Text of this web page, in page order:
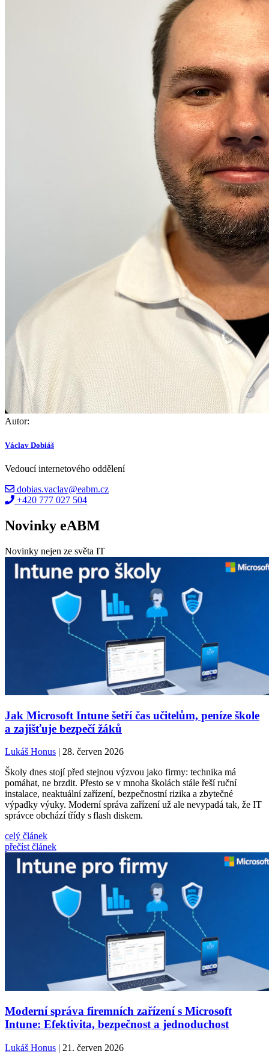
Autor:
Václav Dobiáš
Vedoucí internetového oddělení
dobias.vaclav@eabm.cz
+420 777 027 504
Novinky eABM
Novinky nejen ze světa IT
Jak Microsoft Intune šetří čas učitelům, peníze škole
a zajišťuje bezpečí žáků
Lukáš Honus | 28. červen 2026
Školy dnes stojí před stejnou výzvou jako firmy: technika má
pomáhat, ne brzdit. Přesto se v mnoha školách stále řeší ruční
instalace, neaktuální zařízení, bezpečnostní rizika a zbytečné
výpadky výuky. Moderní správa zařízení už ale nevypadá tak, že IT
správce obchází třídy s flash diskem.
celý článek
přečíst článek
Moderní správa firemních zařízení s Microsoft
Intune: Efektivita, bezpečnost a jednoduchost
Lukáš Honus | 21. červen 2026